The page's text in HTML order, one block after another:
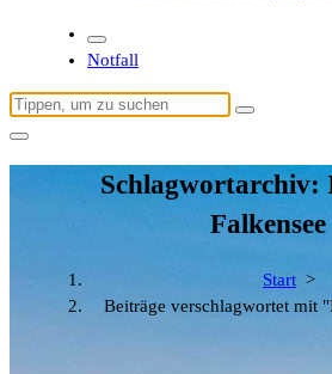
Notfall
Suchen
nach:
Schlagwortarchiv:
Falkensee
Start >
Beiträge verschlagwortet mit